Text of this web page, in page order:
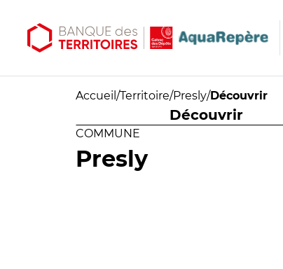
Accueil /Territoire/Presly/Découvrir
Découvrir
COMMUNE
Presly